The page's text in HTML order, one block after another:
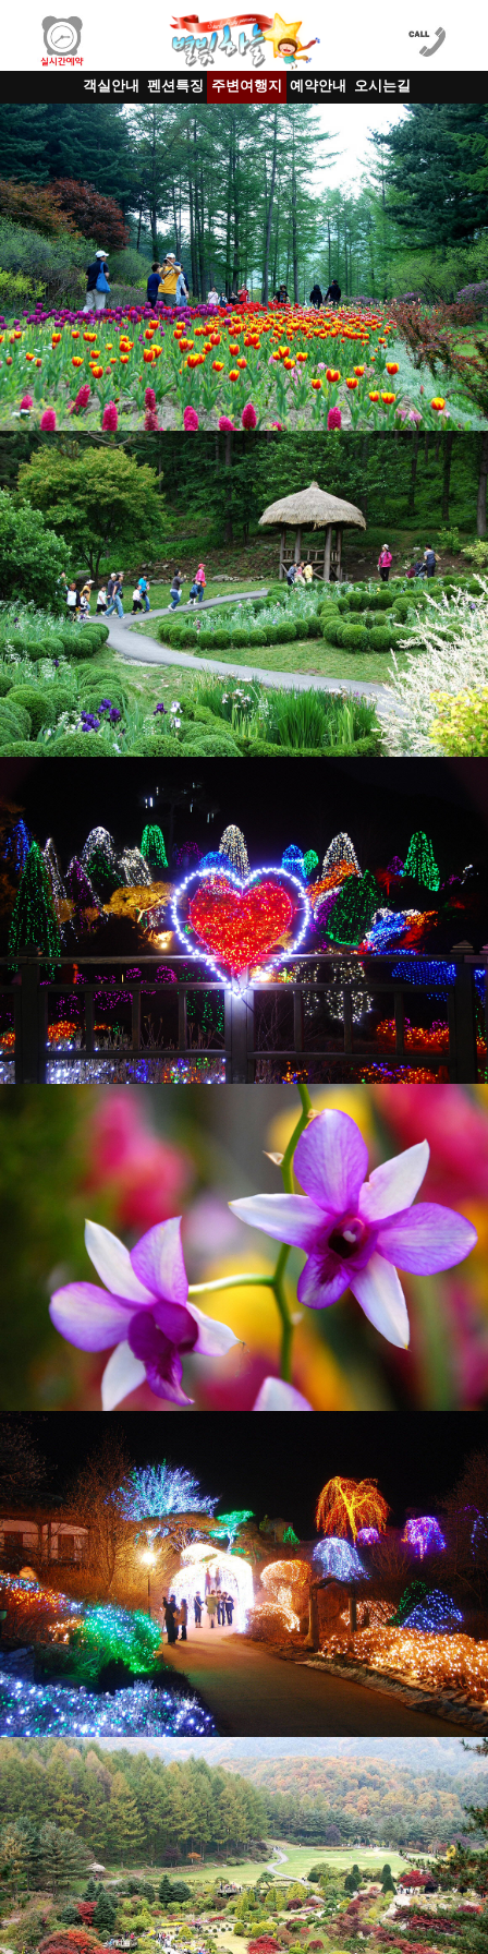
객실안내 펜션특징 주변여행지 예약안내 오시는길